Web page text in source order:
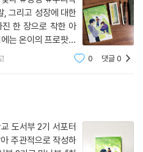
, 그리고 성장에 대한
한 장으로 착한 아
는 온이의 프로팟을
밀이 숨어 있다. 칭찬
지고, 온이는 과거
0 댓글0
도서부 2기 서포터
주관적으로 작성하